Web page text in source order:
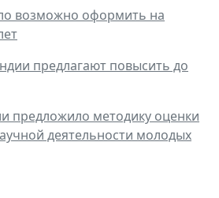
возможно оформить на
предлагают повысить до
предложило методику оценки
деятельности молодых